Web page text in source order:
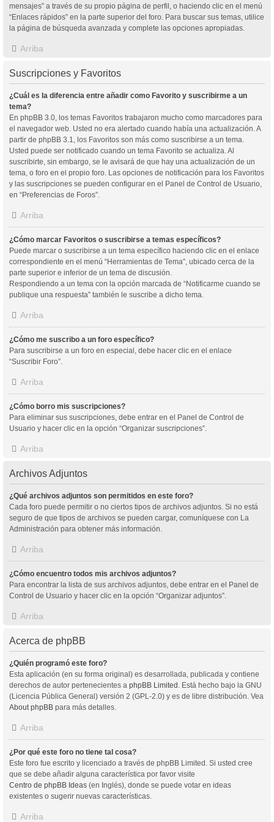
mensajes” a través de su propio página de perfil, o haciendo clic en el menú
“Enlaces rápidos” en la parte superior del foro. Para buscar sus temas, utilice
la página de búsqueda avanzada y complete las opciones apropiadas.
Arriba
Suscripciones y Favoritos
¿Cuál es la diferencia entre añadir como Favorito y suscribirme a un
tema?
En phpBB 3.0, los temas Favoritos trabajaron mucho como marcadores para
el navegador web. Usted no era alertado cuando había una actualización. A
partir de phpBB 3.1, los Favoritos son más como suscribirse a un tema.
Usted puede ser notificado cuando un tema Favorito se actualiza. Al
suscribirte, sin embargo, se le avisará de que hay una actualización de un
tema, o foro en el propio foro. Las opciones de notificación para los Favoritos
y las suscripciones se pueden configurar en el Panel de Control de Usuario,
en “Preferencias de Foros”.
Arriba
¿Cómo marcar Favoritos o suscribirse a temas específicos?
Puede marcar o suscribirse a un tema específico haciendo clic en el enlace
correspondiente en el menú “Herramientas de Tema”, ubicado cerca de la
parte superior e inferior de un tema de discusión.
Respondiendo a un tema con la opción marcada de “Notificarme cuando se
publique una respuesta” también le suscribe a dicho tema.
Arriba
¿Cómo me suscribo a un foro específico?
Para suscribirse a un foro en especial, debe hacer clic en el enlace
“Suscribir Foro”.
Arriba
¿Cómo borro mis suscripciones?
Para eliminar sus suscripciones, debe entrar en el Panel de Control de
Usuario y hacer clic en la opción “Organizar suscripciones”.
Arriba
Archivos Adjuntos
¿Qué archivos adjuntos son permitidos en este foro?
Cada foro puede permitir o no ciertos tipos de archivos adjuntos. Si no está
seguro de que tipos de archivos se pueden cargar, comuníquese con La
Administración para obtener más información.
Arriba
¿Cómo encuentro todos mis archivos adjuntos?
Para encontrar la lista de sus archivos adjuntos, debe entrar en el Panel de
Control de Usuario y hacer clic en la opción “Organizar adjuntos”.
Arriba
Acerca de phpBB
¿Quién programó este foro?
Esta aplicación (en su forma original) es desarrollada, publicada y contiene
derechos de autor pertenecientes a phpBB Limited. Está hecho bajo la GNU
(Licencia Pública General) versión 2 (GPL-2.0) y es de libre distribución. Vea
About phpBB para más detalles.
Arriba
¿Por qué este foro no tiene tal cosa?
Este foro fue escrito y licenciado a través de phpBB Limited. Si usted cree
que se debe añadir alguna característica por favor visite
Centro de phpBB Ideas (en Inglés), donde se puede votar en ideas
existentes o sugerir nuevas características.
Arriba